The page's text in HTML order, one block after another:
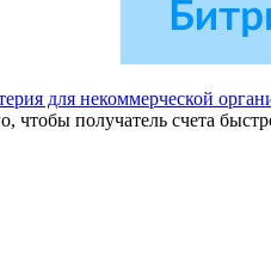
для некоммерческой
чтобы получатель счета